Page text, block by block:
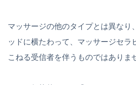
マッサージの他のタイプとは異なり
ッドに横たわって、マッサージセラ
こねる受信者を伴うものではありま